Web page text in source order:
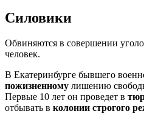
Силовики
Обвиняются в совершении
человек.
В Екатеринбурге бывшего
пожизненному лишению
Первые 10 лет он проведет в
отбывать в колонии строгого